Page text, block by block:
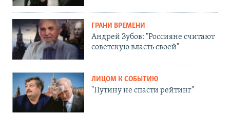
ГРАНИ ВРЕМЕНИ
Андрей Зубов: "Россияне считают
советскую власть своей"
ЛИЦОМ К СОБЫТИЮ
"Путину не спасти рейтинг"